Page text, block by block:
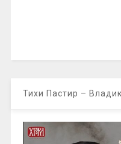
Тихи Пастир –